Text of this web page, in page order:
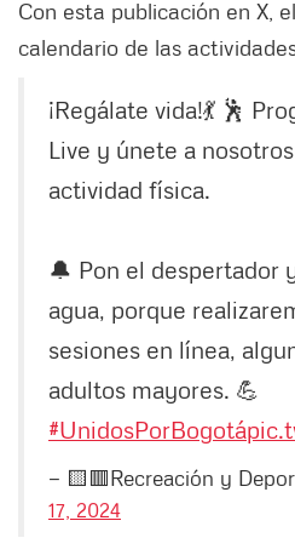
Con esta publicación en X,
calendario de las
¡Regálate vida!💃 🕺
Live y únete a
actividad física.
🔔 Pon el despertador
agua, porque
sesiones en línea,
adultos mayores. 💪
#UnidosPorBogotá
— 🟨🟥Recreación y
17, 2024